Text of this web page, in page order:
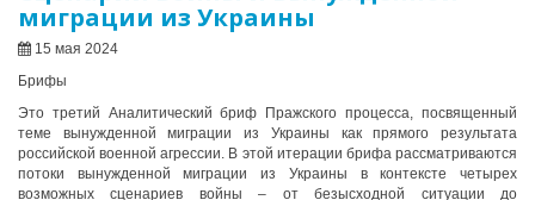
миграции из Украины
15 мая 2024
Брифы
Это третий Аналитический бриф Пражского процесса, посвященный
теме вынужденной миграции из Украины как прямого результата
российской военной агрессии. В этой итерации брифа рассматриваются
потоки вынужденной миграции из Украины в контексте четырех
возможных сценариев войны – от безысходной ситуации до